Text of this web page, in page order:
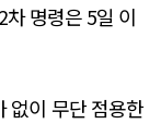
명령은 5일 이
없이 무단 점용한